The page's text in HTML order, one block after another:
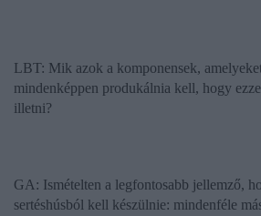
LBT: Mik azok a komponensek,
mindenképpen produkálnia kell, hogy
illetni?
GA: Ismételten a legfontosabb jellemző,
sertéshúsból kell készülnie: mindenféle